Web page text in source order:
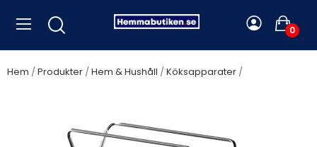
0
Hem Produkter Hem & Hushåll Köksapparater